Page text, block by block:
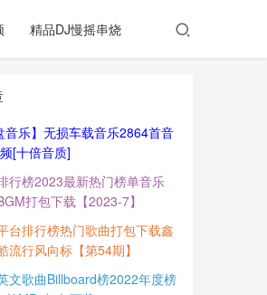
精品DJ慢摇串烧
音乐】无损车载音乐2864首音
[十倍音质]
行榜2023最新热门榜单音乐
打包下载【2023-7】
台排行榜热门歌曲打包下载鑫
流行风向标【第54期】
文歌曲Billboard榜2022年度榜